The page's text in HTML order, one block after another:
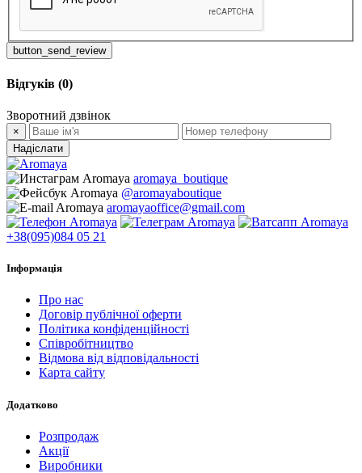
button_send_review
Відгуків (0)
Зворотний дзвінок
×
Надіслати
aromaya_boutique
@aromayaboutique
aromayaoffice@gmail.com
+38(095)084 05 21
Інформація
Про нас
Договір публічної оферти
Політика конфіденційності
Співробітництво
Відмова від відповідальності
Карта сайту
Додатково
Розпродаж
Акції
Виробники